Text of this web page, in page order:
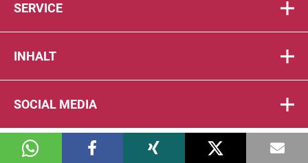
SERVICE
INHALT
SOCIAL MEDIA
© 2026 DIE PTA IN DER APOTHEKE